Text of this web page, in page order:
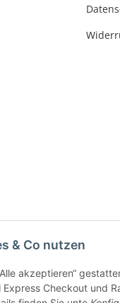
& Co nutzen
akzeptieren“
Express Checkout und